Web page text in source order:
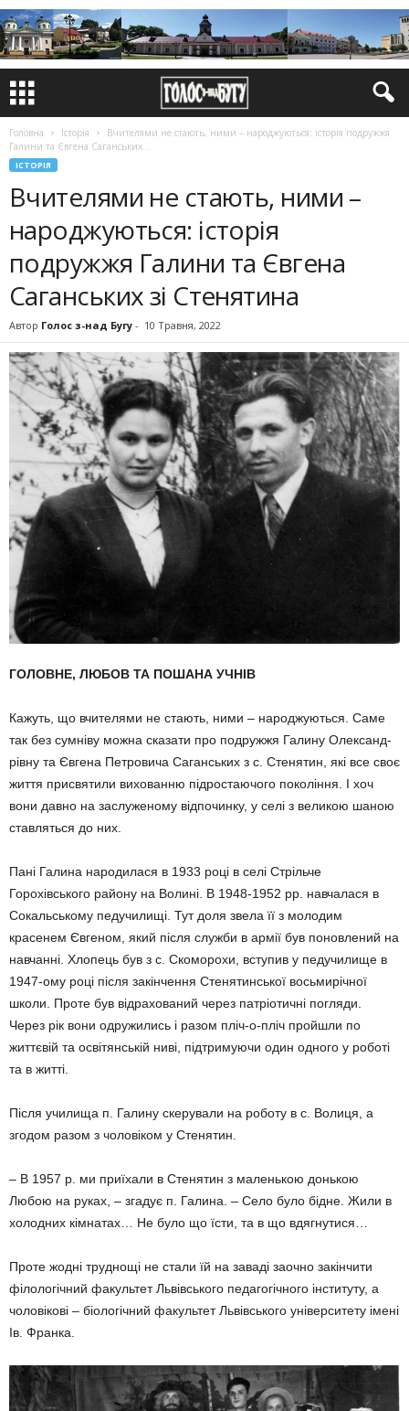
Головна Історія
Вчителями не стають, ними – народжуються: історія подружжя
Галини та Євгена Саганських...
ІСТОРІЯ
Вчителями не стають, ними –
народжуються: історія
подружжя Галини та Євгена
Саганських зі Стенятина
Автор Голос з-над Бугу - 10 Травня, 2022
ГОЛОВНЕ, ЛЮБОВ ТА ПОШАНА УЧНІВ
Кажуть, що вчителями не стають, ними – народжуються. Саме
так без сумніву можна сказати про подружжя Галину Олександ­
рівну та Євгена Петровича Саганських з с. Стенятин, які все своє
життя присвятили вихованню підростаючого покоління. І хоч
вони давно на заслуженому відпочинку, у селі з великою шаною
ставляться до них.
Пані Галина народилася в 1933 році в селі Стрільче
Горохівського району на Воли­ні. В 1948-1952 рр. навчалася в
Сокальсько­му педучилищі. Тут доля звела її з молодим
красенем Євгеном, який після служби в армії був поновлений на
навчанні. Хлопець був з с. Скоморохи, вступив у педучилище в
1947-ому році після закінчення Стенятин­ської восьмирічної
школи. Проте був відра­хований через патріотичні погляди.
Через рік вони одружились і разом пліч-о-пліч пройшли по
життєвій та освітянській ниві, підтримуючи один одного у роботі
та в житті.
Після училища п. Галину скерували на роботу в с. Волиця, а
згодом разом з чоловіком у Стенятин.
– В 1957 р. ми приїхали в Стенятин з маленькою донькою
Любою на руках, – згадує п. Галина. – Село було бідне. Жили в
холодних кімнатах… Не було що їсти, та в що вдягнутися…
Проте жодні труднощі не стали їй на заваді заочно закінчити
філологічний факультет Львівського педагогічного інституту, а
чолові­кові – біологічний факультет Львівського університету імені
Ів. Франка.